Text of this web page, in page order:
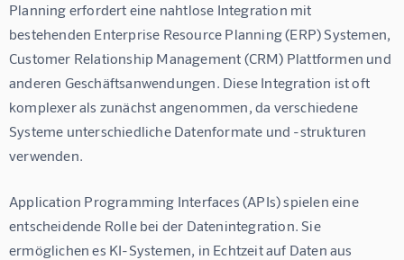
Planning erfordert eine nahtlose Integration mit
bestehenden Enterprise Resource Planning (ERP) Systemen,
Customer Relationship Management (CRM) Plattformen und
anderen Geschäftsanwendungen. Diese Integration ist oft
komplexer als zunächst angenommen, da verschiedene
Systeme unterschiedliche Datenformate und -strukturen
verwenden.
Application Programming Interfaces (APIs) spielen eine
entscheidende Rolle bei der Datenintegration. Sie
ermöglichen es KI-Systemen, in Echtzeit auf Daten aus